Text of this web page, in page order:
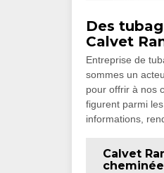
Des
Calvet
Entreprise de
sommes un
pour offrir à nos
figurent parmi
informations,
Calvet
cheminée